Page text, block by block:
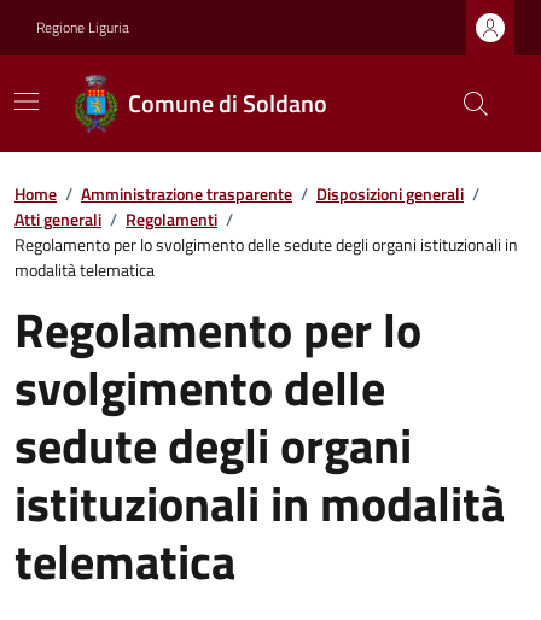
Regione Liguria
Comune di Soldano
Home / Amministrazione trasparente / Disposizioni generali /
Atti generali / Regolamenti /
Regolamento per lo svolgimento delle sedute degli organi istituzionali in
modalità telematica
Regolamento per lo
svolgimento delle
sedute degli organi
istituzionali in modalità
telematica